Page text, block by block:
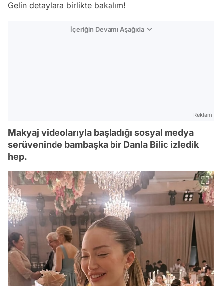
Gelin detaylara birlikte bakalım!
İçeriğin Devamı Aşağıda
Reklam
Makyaj videolarıyla başladığı sosyal medya
serüveninde bambaşka bir Danla Bilic izledik
hep.